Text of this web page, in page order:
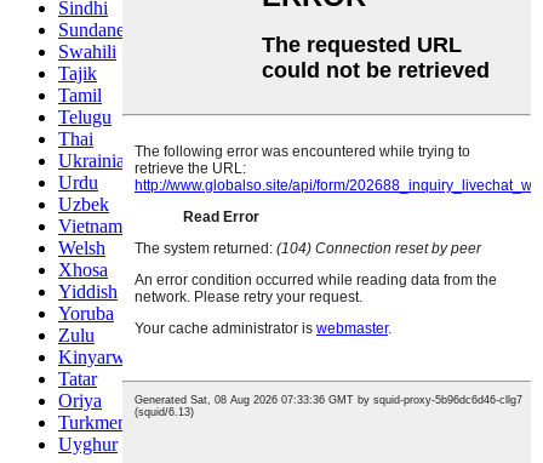
Sindhi
Sundanese
Swahili
Tajik
Tamil
Telugu
Thai
Ukrainian
Urdu
Uzbek
Vietnamese
Welsh
Xhosa
Yiddish
Yoruba
Zulu
Kinyarwanda
Tatar
Oriya
Turkmen
Uyghur